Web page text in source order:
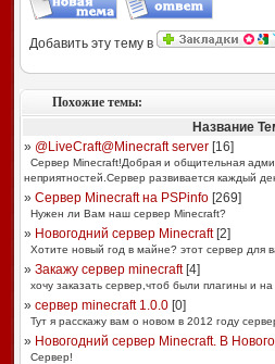
Добавить эту тему в
Похожие темы:
Название
» @LiveCraft@Minecraft server[16]
Сервер Minecraft!Добрая и общительная
неприятностей.Сервер развивается каждый
» Сервер Minecraft на PSPinfo[269]
Нужен ли Вам наш сервер Minecraft?
» Новогодний сервер Minecraft[2]
Хотите новый год в майне? этот сервер для
» Закажу сервер minecraft[4]
хочу заказать сервер,чтоб были плагины и
» сервер minecraft 1.0.0[0]
Тут я расскажу вам о новом в 2012 году
» Новогодний сервер Minecraft. В
Сервер!